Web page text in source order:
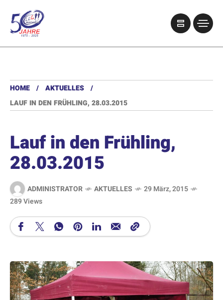
HOME
AKTUELLES
LAUF IN DEN FRÜHLING, 28.03.2015
Lauf in den Frühling,
28.03.2015
ADMINISTRATOR AKTUELLES
29 März, 2015
289 Views